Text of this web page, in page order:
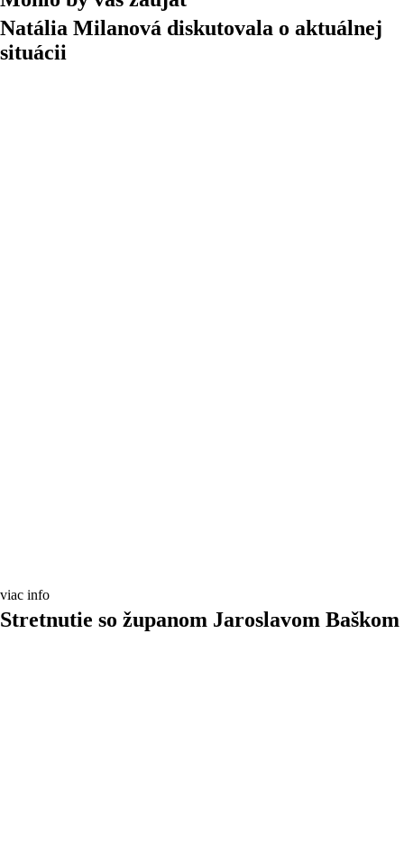
Natália Milanová diskutovala o aktuálnej
situácii
viac info
Stretnutie so županom Jaroslavom Baškom